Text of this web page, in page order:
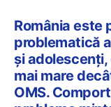
România este
problematică
și
mai mare
OMS.